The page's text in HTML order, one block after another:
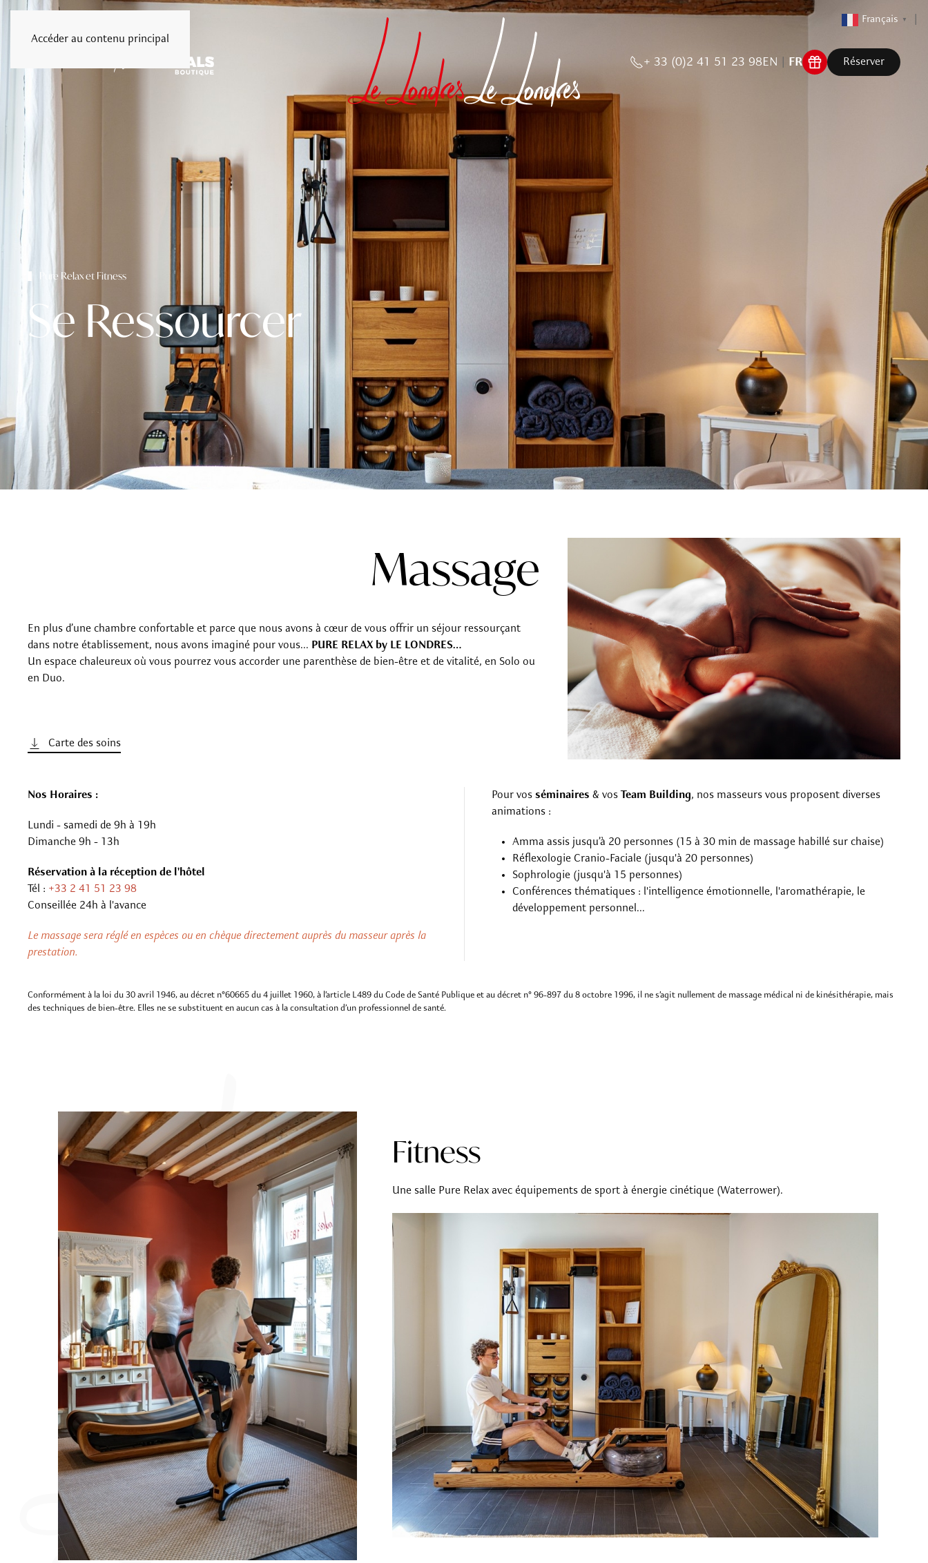
Accéder au contenu principal
+ 33 (0)2 41 51 23 98
Français ▼
EN FR Réserver
Pure Relax et Fitness
Se Ressourcer
Massage
En plus d’une chambre confortable et parce que nous avons à cœur de vous offrir un séjour ressourçant
dans notre établissement, nous avons imaginé pour vous... PURE RELAX by LE LONDRES…
Un espace chaleureux où vous pourrez vous accorder une parenthèse de bien-être et de vitalité, en Solo ou
en Duo.
Carte des soins
Nos Horaires :
Lundi - samedi de 9h à 19h
Dimanche 9h - 13h
Réservation à la réception de l'hôtel
Tél : +33 2 41 51 23 98
Conseillée 24h à l'avance
Le massage sera réglé en espèces ou en chèque directement auprès du masseur après la
prestation.
Pour vos séminaires & vos Team Building, nos masseurs vous proposent diverses
animations :
Amma assis jusqu’à 20 personnes (15 à 30 min de massage habillé sur chaise)
Réflexologie Cranio-Faciale (jusqu'à 20 personnes)
Sophrologie (jusqu'à 15 personnes)
Conférences thématiques : l'intelligence émotionnelle, l'aromathérapie, le
développement personnel...
Conformément à la loi du 30 avril 1946, au décret n°60665 du 4 juillet 1960, à l’article L489 du Code de Santé Publique et au décret n° 96-897 du 8 octobre 1996, il ne s’agit nullement de massage médical ni de kinésithérapie, mais
des techniques de bien-être. Elles ne se substituent en aucun cas à la consultation d’un professionnel de santé.
Fitness
Une salle Pure Relax avec équipements de sport à énergie cinétique (Waterrower).